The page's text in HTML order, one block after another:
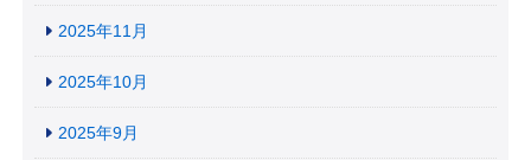
2025年11月
2025年10月
2025年9月